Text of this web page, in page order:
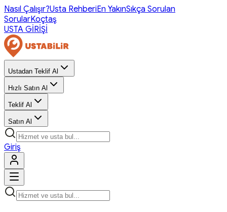
Nasıl Çalışır?Usta RehberiEn YakınSıkça Sorulan
SorularKoçtaş
USTA GİRİŞİ
Ustadan Teklif Al
Hızlı Satın Al
Teklif Al
Satın Al
Giriş